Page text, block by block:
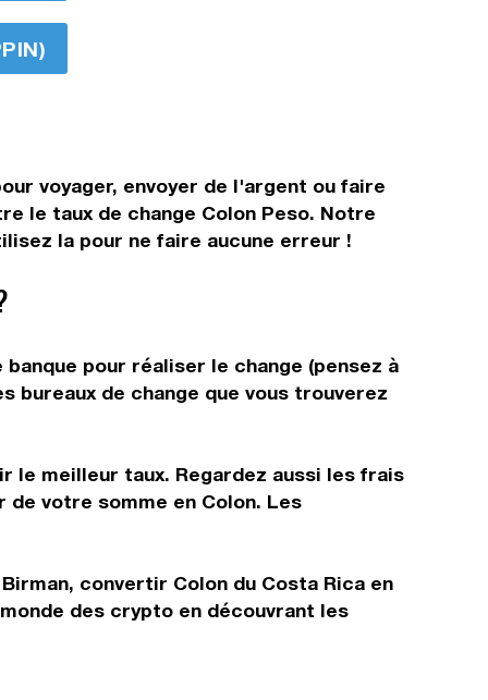
voyager, envoyer de l'argent ou faire
le taux de change Colon Peso. Notre
la pour ne faire aucune erreur !
pour réaliser le change (pensez à
bureaux de change que vous trouverez
le meilleur taux. Regardez aussi les frais
votre somme en Colon. Les
convertir Colon du Costa Rica en
des crypto en découvrant les